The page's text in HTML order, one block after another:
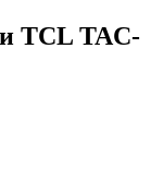
TCL TAC-